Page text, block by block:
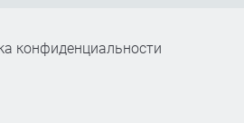
конфиденциальности